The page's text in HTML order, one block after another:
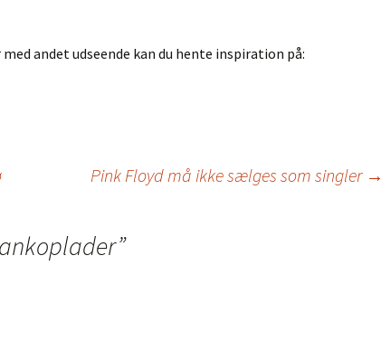
andet udseende kan du hente inspiration på:
Pink Floyd må ikke sælges som singler →
”